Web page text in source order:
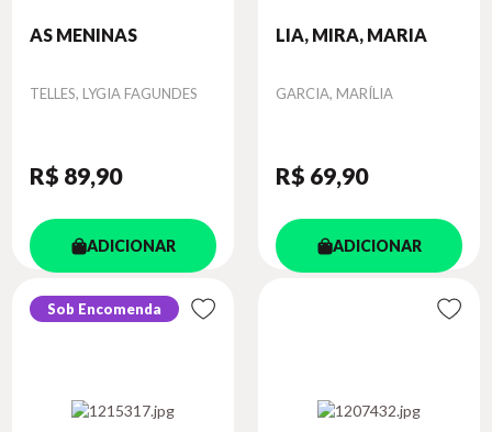
AS MENINAS
Autor
TELLES, LYGIA FAGUNDES
R$ 89,90
ADICIONAR
LIA, MIRA, MARIA
Autor
GARCIA, MARÍLIA
R$ 69,90
ADICIONAR
Sob Encomenda